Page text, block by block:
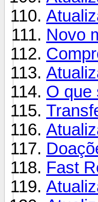
Novo
O que
Fast